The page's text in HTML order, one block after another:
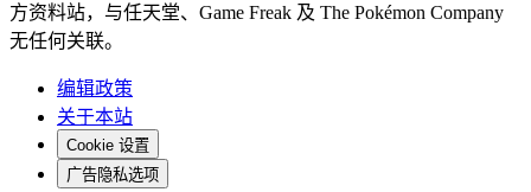
方资料站，与任天堂、Game Freak 及 The Pokémon Company
无任何关联。
编辑政策
关于本站
Cookie 设置
广告隐私选项